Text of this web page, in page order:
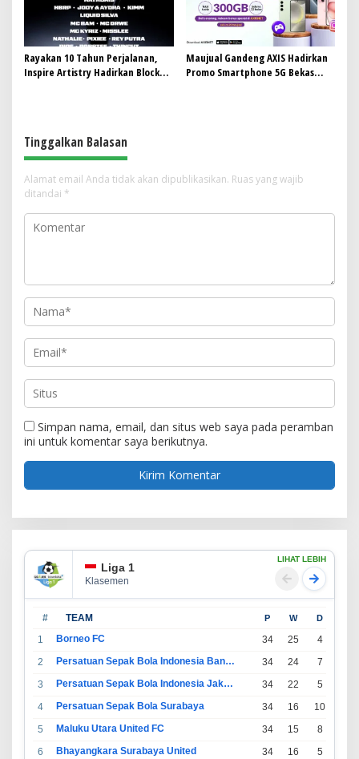
Rayakan 10 Tahun Perjalanan,
Inspire Artistry Hadirkan Block
Maujual Gandeng AXIS Hadirkan
Promo Smartphone 5G Bekas
Tinggalkan Balasan
Alamat email Anda tidak akan dipublikasikan. Ruas yang wajib
ditandai *
Simpan nama, email, dan situs web saya pada peramban
ini untuk komentar saya berikutnya.
Liga 1
Klasemen
LIHAT LEBIH
# TEAM P W D
1 Borneo FC 34 25 4
2
Persatuan Sepak Bola Indonesia Bandung 34 24 7
3
Persatuan Sepak Bola Indonesia Jakarta 34 22 5
4
Persatuan Sepak Bola Surabaya 34 16 10
5
Maluku Utara United FC 34 15 8
6
Bhayangkara Surabaya United 34 16 5